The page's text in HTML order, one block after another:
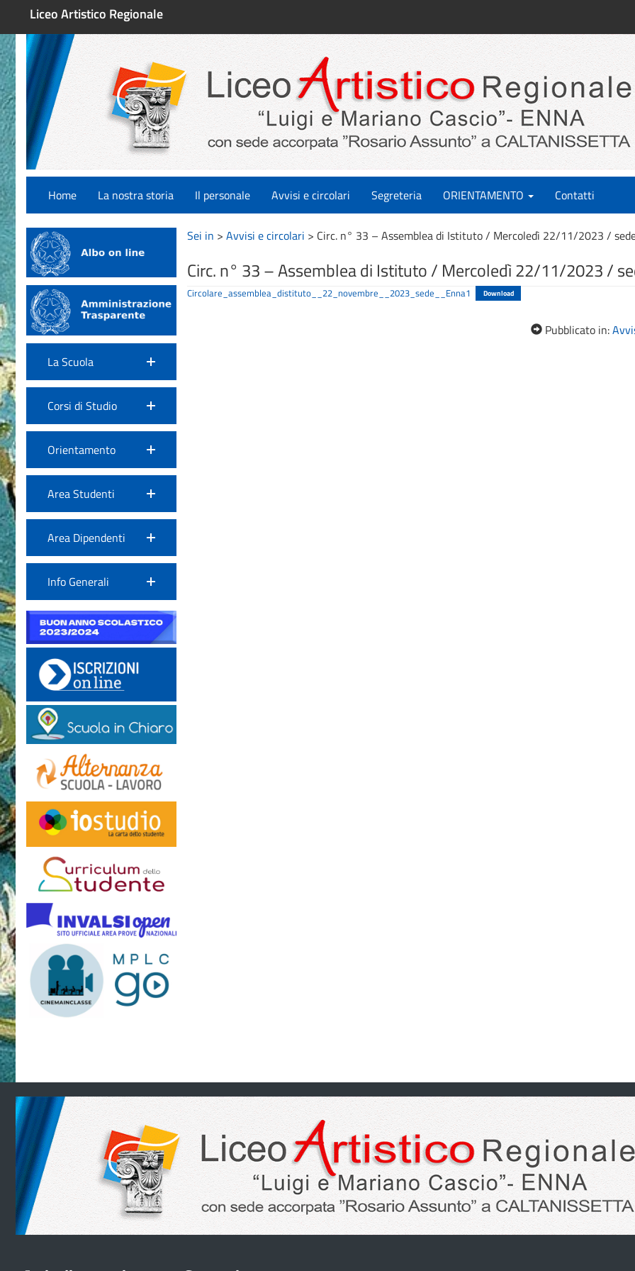
Liceo Artistico Regionale
Home La nostra storia Il personale Avvisi e circolari Segreteria ORIENTAMENTO Contatti
La Scuola
Corsi di Studio
Orientamento
Area Studenti
Area Dipendenti
Info Generali
Sei in > Avvisi e circolari > Circ. n° 33 – Assemblea di Istituto / Mercoledì 22/11/2023 /
Circ. n° 33 – Assemblea di Istituto / Mercoledì 22/11/2023 /
Circolare_assemblea_distituto__22_novembre__2023_sede__Enna1 Download
Pubblicato in: